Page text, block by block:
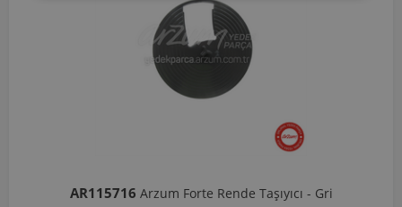
AR103206Arzum Shake'N Take Doğrayıcı Hazne 570 Ml-Koyu Gri